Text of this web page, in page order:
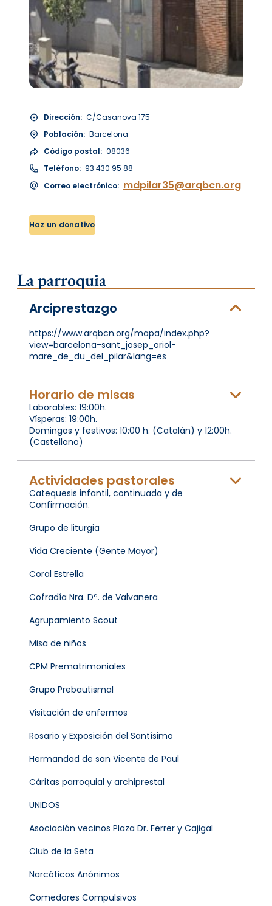
Dirección: C/Casanova 175
Población: Barcelona
Código postal: 08036
Teléfono: 93 430 95 88
Correo electrónico: mdpilar35@arqbcn.org
Haz un donativo
La parroquia
Arciprestazgo
https://www.arqbcn.org/mapa/index.php?
view=barcelona-sant_josep_oriol-
mare_de_du_del_pilar&lang=es
Horario de misas
Laborables: 19:00h.
Vísperas: 19:00h.
Domingos y festivos: 10:00 h. (Catalán) y 12:00h.
(Castellano)
Actividades pastorales
Catequesis infantil, continuada y de
Confirmación.
Grupo de liturgia
Vida Creciente (Gente Mayor)
Coral Estrella
Cofradía Nra. Dª. de Valvanera
Agrupamiento Scout
Misa de niños
CPM Prematrimoniales
Grupo Prebautismal
Visitación de enfermos
Rosario y Exposición del Santísimo
Hermandad de san Vicente de Paul
Cáritas parroquial y archiprestal
UNIDOS
Asociación vecinos Plaza Dr. Ferrer y Cajigal
Club de la Seta
Narcóticos Anónimos
Comedores Compulsivos